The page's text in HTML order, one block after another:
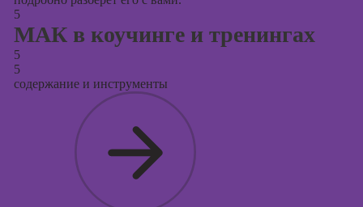
5
МАК в коучинге и тренингах
5
5
содержание и инструменты